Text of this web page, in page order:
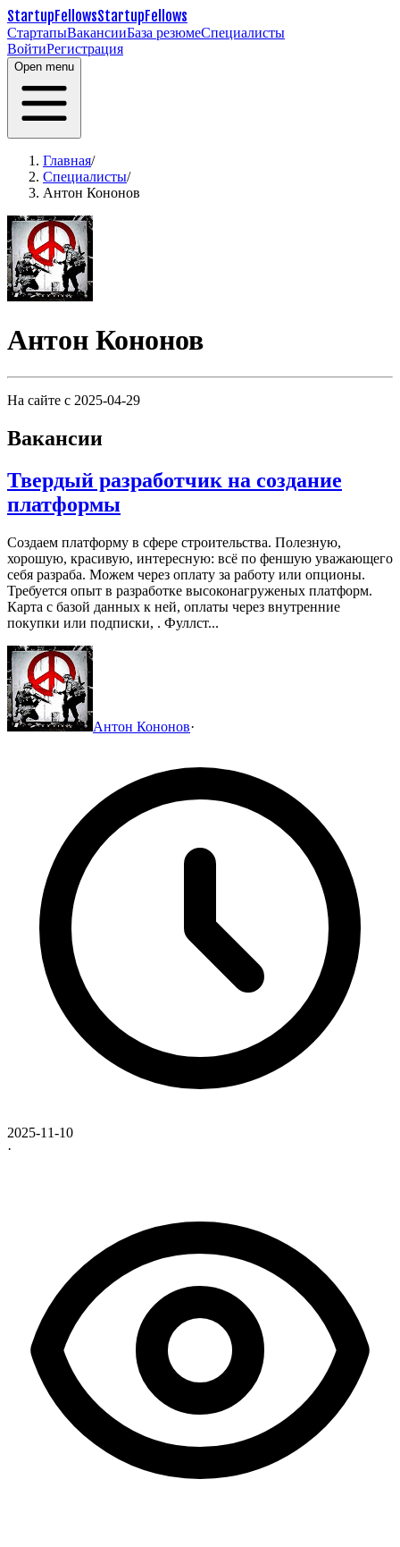
StartupFellowsStartupFellows
СтартапыВакансииБаза резюмеСпециалисты
ВойтиРегистрация
Open menu
Главная/
Специалисты/
Антон Кононов
Антон Кононов
На сайте с 2025-04-29
Вакансии
Твердый разработчик на создание
платформы
Создаем платформу в сфере строительства. Полезную,
хорошую, красивую, интересную: всё по феншую уважающего
себя разраба. Можем через оплату за работу или опционы.
Требуется опыт в разработке высоконагруженых платформ.
Карта с базой данных к ней, оплаты через внутренние
покупки или подписки, . Фуллст...
Антон Кононов·
2025-11-10
·